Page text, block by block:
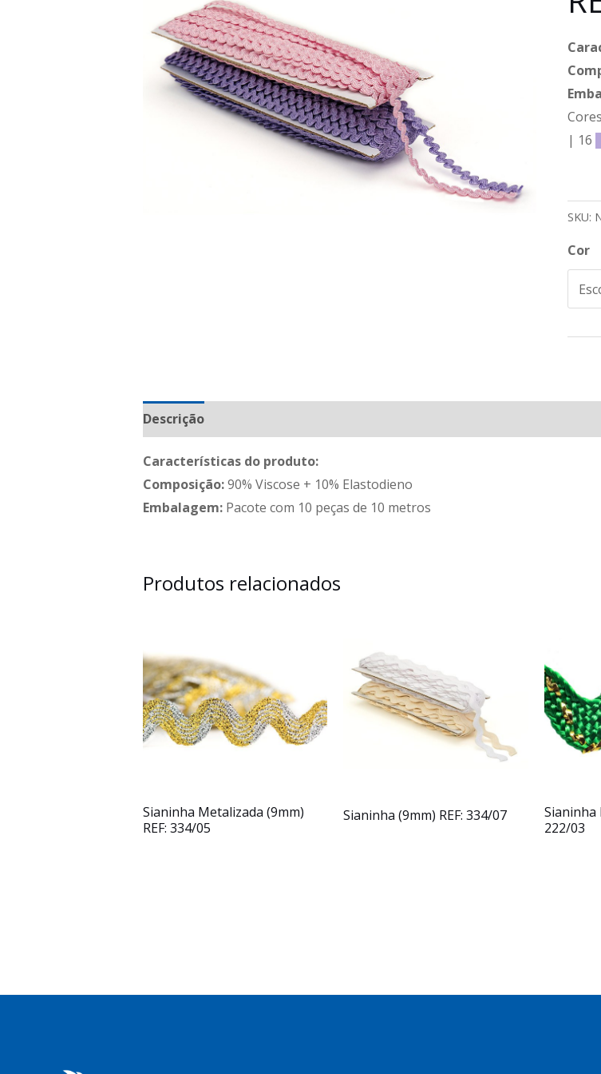
| 16
SKU:
Cor
Descrição
Características do produto:
Composição:90% Viscose + 10% Elastodieno
Embalagem:Pacote com 10 peças de 10 metros
Produtos relacionados
Sianinha Metalizada (9mm)
REF: 334/05
Sianinha (9mm) REF: 334/07
Sianinha
222/03